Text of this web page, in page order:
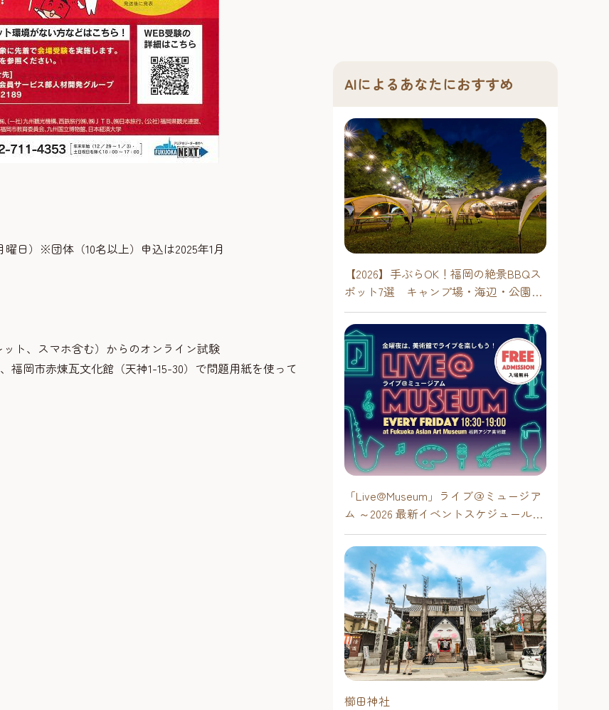
曜日）※団体（10名以上）申込は2025年1月
ト、スマホ含む）からのオンライン試験
岡市赤煉瓦文化館（天神1-15-30）で問題用紙を使って
AIによるあなたにおすすめ
【2026】手ぶらOK！福岡の絶景BBQス
ポット7選 キャンプ場・海辺・公園で
手軽に楽しむ
「Live@Museum」ライブ＠ミュージア
ム ～2026 最新イベントスケジュール！
【福岡アジア美術館】
櫛田神社